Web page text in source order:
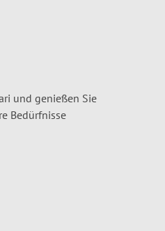
und genießen Sie
Bedürfnisse